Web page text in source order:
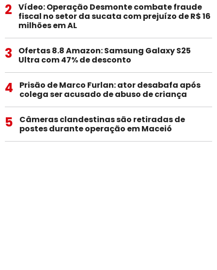
2
Vídeo: Operação Desmonte combate fraude
fiscal no setor da sucata com prejuízo de R$ 16
milhões em AL
3
Ofertas 8.8 Amazon: Samsung Galaxy S25
Ultra com 47% de desconto
4
Prisão de Marco Furlan: ator desabafa após
colega ser acusado de abuso de criança
5
Câmeras clandestinas são retiradas de
postes durante operação em Maceió